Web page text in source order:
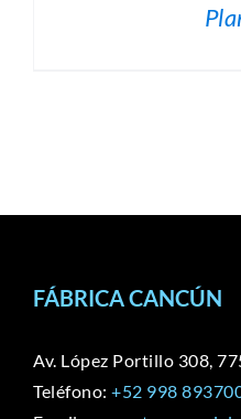
FÁBRICA CANCÚN
Av. López Portillo 308,
Teléfono: +52 998